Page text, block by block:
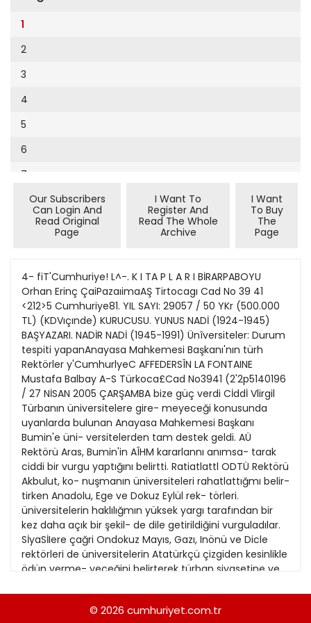
Cumhuriyet Sağlıklı Beslenme
Cumhuriyet Sokak
Cumhuriyet Spor
Cumhuriyet Strateji
Cumhuriyet Tarım
Cumhuriyet Yılbaşı
Çerçeve Eki
Dergi Eki
Ekonomi Eki
Evleniyoruz
Güney Dogu
Kitap Eki
Özel Ekler
Özel Okullar
Sevgililer Günü
Siyaset Eki
Sürdürülebilir yaşam
Turizm Eki
Yerel Yönetimler
1994
1991
1990
1989
1988
1987
1986
1985
1984
1983
1982
1981
1980
10
11
12
13
14
15
16
17
20
21
22
23
24
25
26
27
28
29
30
1
2
3
4
5
6
7
11
12
13
14
15
16
17
18
19
20
Our Subscribers
Can Login And
Read Original
Page
I Want To
Register And
Read The Whole
Archive
I Want
To Buy
The
Page
4- fiT'Cumhuriye! L^-. K I TA P L A R I BİRARPABOYU
Orhan Erinç ÇaiPazaıimaAŞ Tirtocagı Cad No 39 41
<212>5 Cumhuriye81. YIL SAYI: 29057 / 50 YKr (500.000
TL) (KDVıçınde) KURUCUSU. YUNUS NADİ (1924-1945)
BAŞYAZARI. NADİR NADİ (1945-1991) Ünîversiteler: Durum
tespiti yapanAnayasa Mahkemesi Başkanı'nın türh
Rektörler y'CumhurlyeC AFFEDERSÎN LA FONTAINE
Mustafa Balbay A-S Türkoca£Cad No3941 (2'2p5140196
/ 27 NİSAN 2005 ÇARŞAMBA bize güç verdi Cİddİ Vlirgil
Türbanın üniversitelere gire- meyeceği konusunda
uyanlarda bulunan Anayasa Mahkemesi Başkanı
Bumin'e üni- versitelerden tam destek geldi. AÜ
Rektörü Aras, Bumin'in AÎHM kararlannı anımsa- tarak
ciddi bir vurgu yaptığını belirtti. Ratiatlattl ODTÜ Rektörü
Akbulut, ko- nuşmanın üniversiteleri rahatlattığmı belir-
tirken Anadolu, Ege ve Dokuz Eylül rek- törleri.
üniversitelerin haklılığmın yüksek yargı tarafından bir
kez daha açık bir şekil- de dile getirildiğini vurguladılar.
SİyaSİIere çağri Ondokuz Mayıs, Gazı, Inönü ve Dicle
rektörleri de üniversitelerin Atatürkçü çizgiden kesinlikle
ödün verme- yeceğini belirterek türban siyasetine ve
KOZOK'un haberi • 5. Sayfada CHP LÎDERİ DENÎZ BAYKAL
'Hükümetin anlayışı yanlış' Erdoğan'ın daha önce
© 2026 cumhuriyet.com.tr